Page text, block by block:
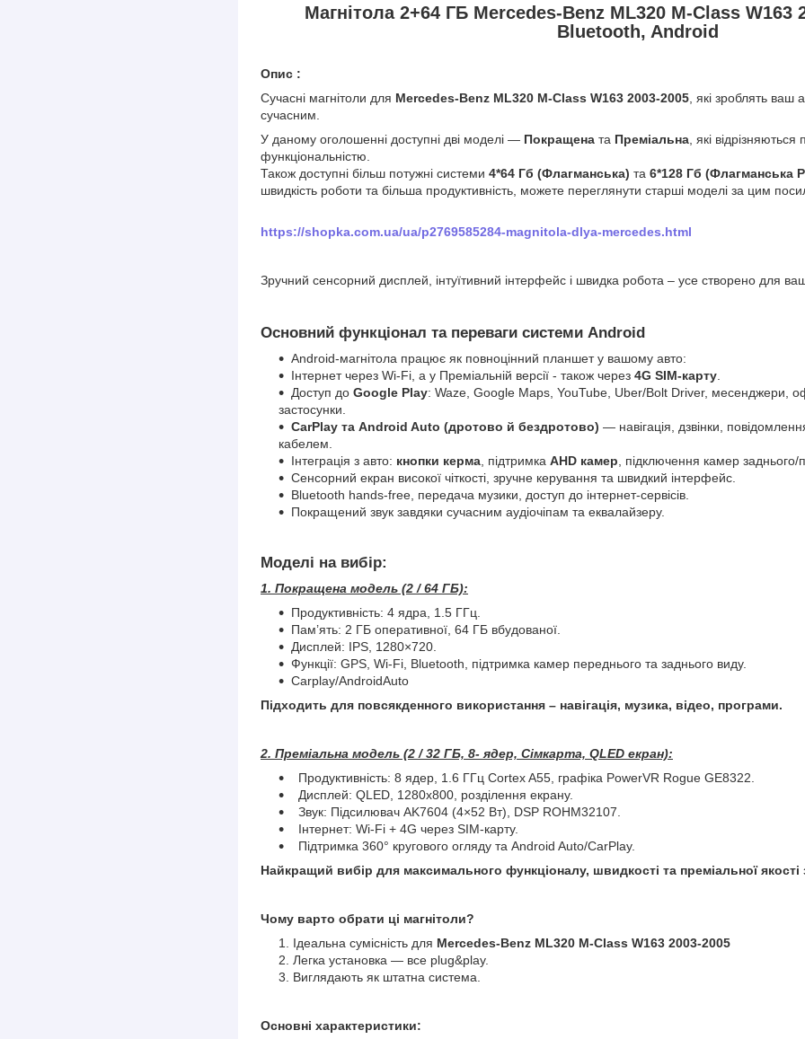
Магнітола 2+64 ГБ Mercedes-Benz ML320 M-Class W163
Bluetooth, Android
Опис :
Сучасні магнітоли для Mercedes-Benz ML320 M-Class W163 2003-2005, які зроблять ваш
сучасним.
У даному оголошенні доступні дві моделі — Покращена та Преміальна, які
функціональністю.
Також доступні більш потужні системи 4*64 Гб (Флагманська) та 6*128 Гб (Флагманська
швидкість роботи та більша продуктивність, можете переглянути старші моделі за цим
https://shopka.com.ua/ua/p2769585284-magnitola-dlya-mercedes.html
Зручний сенсорний дисплей, інтуїтивний інтерфейс і швидка робота – усе створено для
Основний функціонал та переваги системи Android
Android-магнітола працює як повноцінний планшет у вашому авто:
Інтернет через Wi-Fi, а у Преміальній версії - також через 4G SIM-карту.
Доступ до Google Play: Waze, Google Maps, YouTube, Uber/Bolt Driver, месенджери,
застосунки.
CarPlay та Android Auto (дротово й бездротово) — навігація, дзвінки,
кабелем.
Інтеграція з авто: кнопки керма, підтримка AHD камер, підключення камер заднього/
Сенсорний екран високої чіткості, зручне керування та швидкий інтерфейс.
Bluetooth hands-free, передача музики, доступ до інтернет-сервісів.
Покращений звук завдяки сучасним аудіочіпам та еквалайзеру.
Моделі на вибір:
1. Покращена модель (2 / 64 ГБ):
Продуктивність: 4 ядра, 1.5 ГГц.
Пам’ять: 2 ГБ оперативної, 64 ГБ вбудованої.
Дисплей: IPS, 1280×720.
Функції: GPS, Wi-Fi, Bluetooth, підтримка камер переднього та заднього виду.
Carplay/AndroidAuto
Підходить для повсякденного використання – навігація, музика, відео, програми.
2. Преміальна модель (2 / 32 ГБ, 8- ядер, Сімкарта, QLED екран):
Продуктивність: 8 ядер, 1.6 ГГц Cortex A55, графіка PowerVR Rogue GE8322.
Дисплей: QLED, 1280x800, розділення екрану.
Звук: Підсилювач AK7604 (4×52 Вт), DSP ROHM32107.
Інтернет: Wi-Fi + 4G через SIM-карту.
Підтримка 360° кругового огляду та Android Auto/CarPlay.
Найкращий вибір для максимального функціоналу, швидкості та преміальної якості
Чому варто обрати ці магнітоли?
Ідеальна сумісність для Mercedes-Benz ML320 M-Class W163 2003-2005
Легка установка — все plug&play.
Виглядають як штатна система.
Основні характеристики: